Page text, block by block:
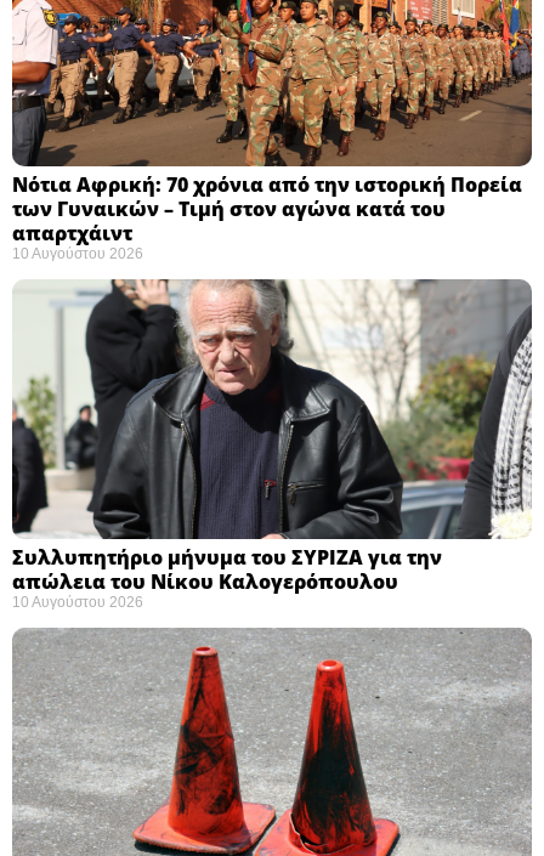
Νότια Αφρική: 70 χρόνια από την ιστορική Πορεία
των Γυναικών – Τιμή στον αγώνα κατά του
απαρτχάιντ ​
10 Αυγούστου 2026
Συλλυπητήριο μήνυμα του ΣΥΡΙΖΑ για την
απώλεια του Νίκου Καλογερόπουλου ​
10 Αυγούστου 2026